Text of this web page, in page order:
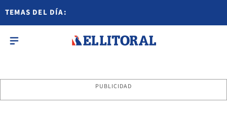
TEMAS DEL DÍA:
PUBLICIDAD